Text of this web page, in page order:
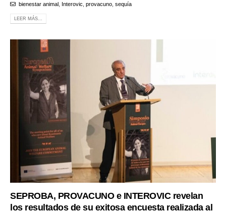
bienestar animal, Interovic provacuno, sequía
LEER MÁS...
SEPROBA, PROVACUNO e INTEROVIC revelan
los resultados de su exitosa encuesta realizada al